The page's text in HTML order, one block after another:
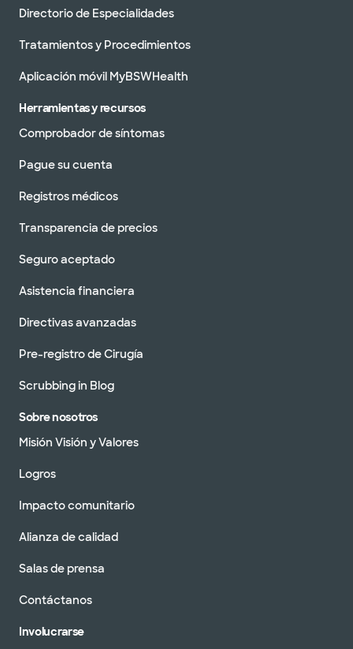
Directorio de Especialidades
Tratamientos y Procedimientos
Aplicación móvil MyBSWHealth
Herramientas y recursos
Comprobador de síntomas
Pague su cuenta
Registros médicos
Transparencia de precios
Seguro aceptado
Asistencia financiera
Directivas avanzadas
Pre-registro de Cirugía
Scrubbing in Blog
Sobre nosotros
Misión Visión y Valores
Logros
Impacto comunitario
Alianza de calidad
Salas de prensa
Contáctanos
Involucrarse